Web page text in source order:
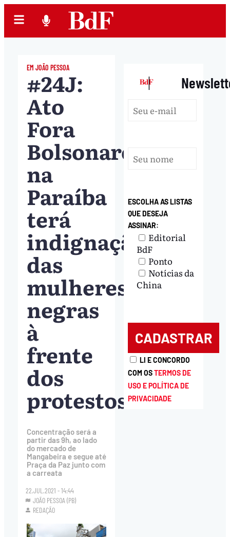
EM JOÃO PESSOA
#24J:
Ato
Fora
Bolsonaro
na
Paraíba
terá
indignação
das
mulheres
negras
à
frente
dos
protestos
Concentração será a
partir das 9h, ao lado
do mercado de
Mangabeira e segue até
Praça da Paz junto com
a carreata
22.JUL.2021 - 14:44
JOÃO PESSOA (PB)
REDAÇÃO
|
ESCOLHA AS LISTAS
QUE DESEJA
ASSINAR:
Editorial
BdF
Ponto
Notícias da
China
LI E CONCORDO
COM OSTERMOS DE
USO E POLÍTICA DE
PRIVACIDADE